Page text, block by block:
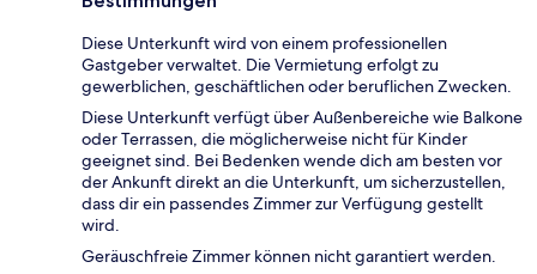
Diese Unterkunft wird von einem professionellen
Gastgeber verwaltet. Die Vermietung erfolgt zu
gewerblichen, geschäftlichen oder beruflichen Zwecken.
Diese Unterkunft verfügt über Außenbereiche wie Balkone
oder Terrassen, die möglicherweise nicht für Kinder
geeignet sind. Bei Bedenken wende dich am besten vor
der Ankunft direkt an die Unterkunft, um sicherzustellen,
dass dir ein passendes Zimmer zur Verfügung gestellt
wird.
Geräuschfreie Zimmer können nicht garantiert werden.